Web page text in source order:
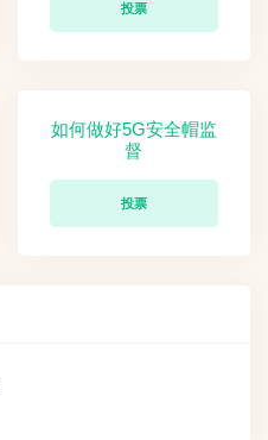
投票
如何做好5G安全帽监
督
投票